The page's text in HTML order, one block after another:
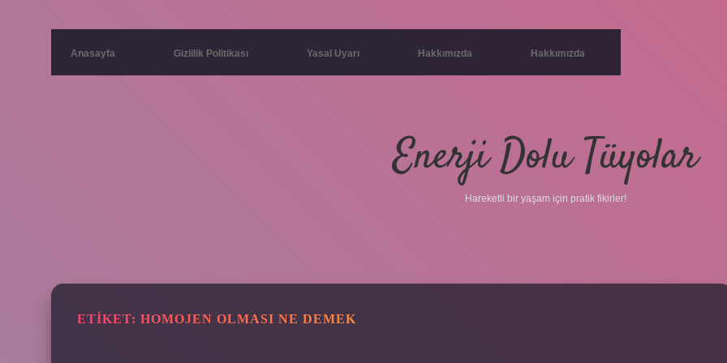
Anasayfa Gizlilik Politikası Yasal Uyarı Hakkımızda Hakkımızda
Enerji Dolu Tüyolar
Hareketli bir yaşam için pratik fikirler!
ETIKET: HOMOJEN OLMASI NE DEMEK